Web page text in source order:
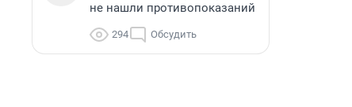
не нашли противопоказаний
294 Обсудить